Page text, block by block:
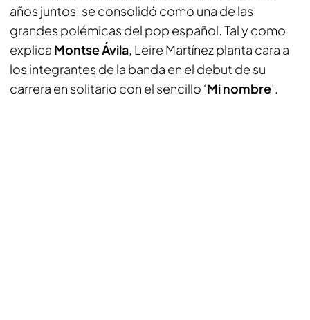
años juntos, se consolidó como una de las
grandes polémicas del pop español. Tal y como
explica Montse Ávila, Leire Martínez planta cara a
los integrantes de la banda en el debut de su
carrera en solitario con el sencillo ‘Mi nombre’.